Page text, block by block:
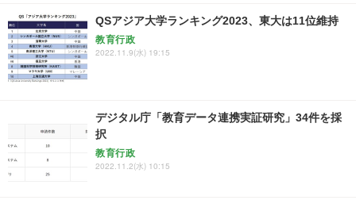
QSアジア大学ランキング2023、東大は11位維持
教育行政
2022.11.9(水) 19:15
デジタル庁「教育データ連携実証研究」34件を採
択
教育行政
2022.11.2(水) 10:15